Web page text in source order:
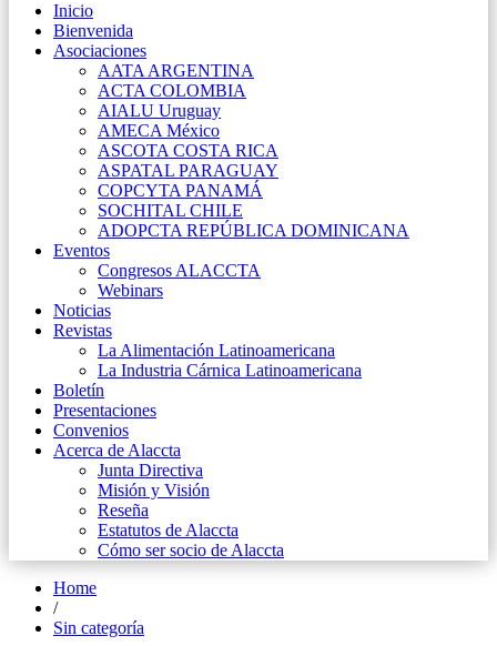
Inicio
Bienvenida
Asociaciones
AATA ARGENTINA
ACTA COLOMBIA
AIALU Uruguay
AMECA México
ASCOTA COSTA RICA
ASPATAL PARAGUAY
COPCYTA PANAMÁ
SOCHITAL CHILE
ADOPCTA REPÚBLICA DOMINICANA
Eventos
Congresos ALACCTA
Webinars
Noticias
Revistas
La Alimentación Latinoamericana
La Industria Cárnica Latinoamericana
Boletín
Presentaciones
Convenios
Acerca de Alaccta
Junta Directiva
Misión y Visión
Reseña
Estatutos de Alaccta
Cómo ser socio de Alaccta
Home
/
Sin categoría